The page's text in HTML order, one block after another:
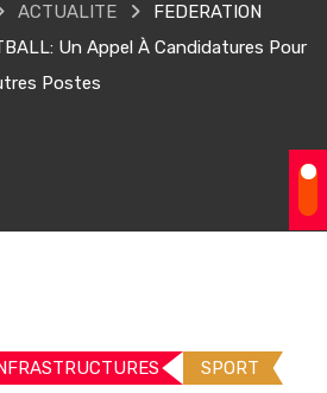
ACTUALITE
FEDERATION
Un Appel À Candidatures Pour
Postes
SPORT